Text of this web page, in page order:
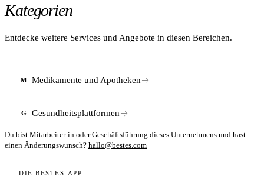
Aktuelle Informationen sind direkt auf apoly.de erhältlich.
Apoly startete in Leipzig und plant laut Business Insider eine
otheken wächst, empfiehlt sich ein aktueller Check auf
Kategorien
Entdecke weitere Services und Angebote in diesen Bereichen.
M Medikamente und Apotheken
G Gesundheitsplattformen
Du bist Mitarbeiter:in oder Geschäftsführung dieses Unternehmens und hast
einen Änderungswunsch? hallo@bestes.com
DIE BESTES-APP